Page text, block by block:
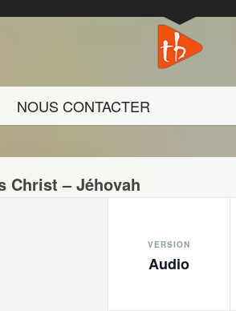
NOUS CONTACTER
Christ – Jéhovah
VERSION
Audio